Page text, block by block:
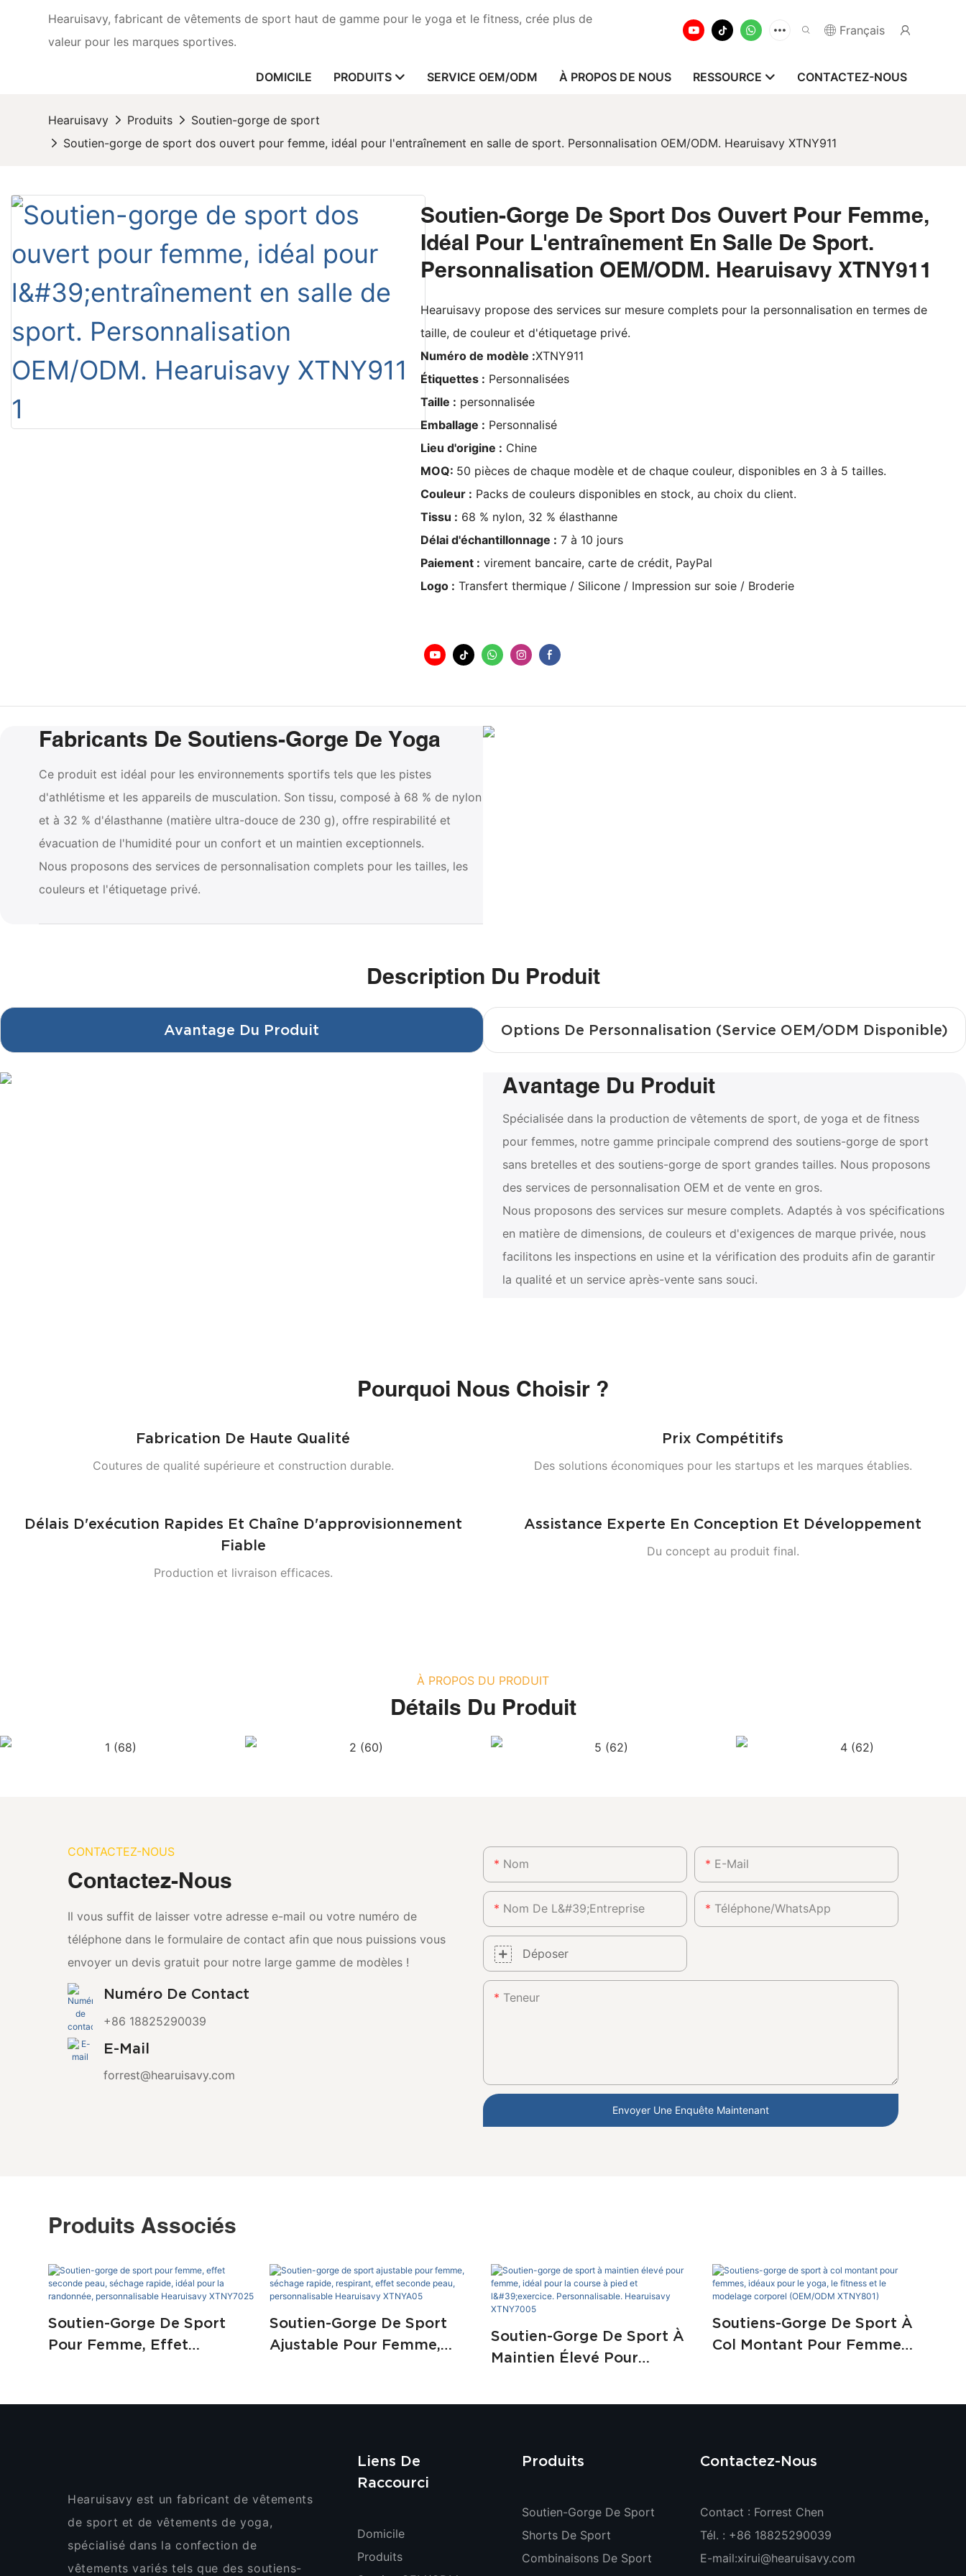
Hearuisavy, fabricant de vêtements de sport haut de gamme pour le yoga et le fitness, crée plus de
valeur pour les marques sportives.
Français
DOMICILE PRODUITS SERVICE OEM/ODM À PROPOS DE NOUS RESSOURCE CONTACTEZ-NOUS
Hearuisavy Produits
Soutien-gorge de sport
Soutien-gorge de sport dos ouvert pour femme, idéal pour l'entraînement en salle de sport. Personnalisation OEM/ODM. Hearuisavy XTNY911
Soutien-Gorge De Sport Dos Ouvert Pour Femme,
Idéal Pour L'entraînement En Salle De Sport.
Personnalisation OEM/ODM. Hearuisavy XTNY911
Hearuisavy propose des services sur mesure complets pour la personnalisation en termes de
taille, de couleur et d'étiquetage privé.
Numéro de modèle :XTNY911
Étiquettes : Personnalisées
Taille : personnalisée
Emballage : Personnalisé
Lieu d'origine : Chine
MOQ: 50 pièces de chaque modèle et de chaque couleur, disponibles en 3 à 5 tailles.
Couleur : Packs de couleurs disponibles en stock, au choix du client.
Tissu : 68 % nylon, 32 % élasthanne
Délai d'échantillonnage : 7 à 10 jours
Paiement : virement bancaire, carte de crédit, PayPal
Logo : Transfert thermique / Silicone / Impression sur soie / Broderie
Fabricants De Soutiens-Gorge De Yoga
Ce produit est idéal pour les environnements sportifs tels que les pistes
d'athlétisme et les appareils de musculation. Son tissu, composé à 68 % de nylon
et à 32 % d'élasthanne (matière ultra-douce de 230 g), offre respirabilité et
évacuation de l'humidité pour un confort et un maintien exceptionnels.
Nous proposons des services de personnalisation complets pour les tailles, les
couleurs et l'étiquetage privé.
Description Du Produit
Avantage Du Produit Options De Personnalisation (Service OEM/ODM Disponible)
Avantage Du Produit
Spécialisée dans la production de vêtements de sport, de yoga et de fitness
pour femmes, notre gamme principale comprend des soutiens-gorge de sport
sans bretelles et des soutiens-gorge de sport grandes tailles. Nous proposons
des services de personnalisation OEM et de vente en gros.
Nous proposons des services sur mesure complets. Adaptés à vos spécifications
en matière de dimensions, de couleurs et d'exigences de marque privée, nous
facilitons les inspections en usine et la vérification des produits afin de garantir
la qualité et un service après-vente sans souci.
Pourquoi Nous Choisir ?
Fabrication De Haute Qualité
Coutures de qualité supérieure et construction durable.
Prix ​​compétitifs
Des solutions économiques pour les startups et les marques établies.
Délais D'exécution Rapides Et Chaîne D'approvisionnement
Fiable
Production et livraison efficaces.
Assistance Experte En Conception Et Développement
Du concept au produit final.
À PROPOS DU PRODUIT
Détails Du Produit
CONTACTEZ-NOUS
Contactez-Nous
Il vous suffit de laisser votre adresse e-mail ou votre numéro de
téléphone dans le formulaire de contact afin que nous puissions vous
envoyer un devis gratuit pour notre large gamme de modèles !
Numéro De Contact
+86 18825290039
E-Mail
forrest@hearuisavy.com
Nom E-Mail
Nom De L&#39;entreprise Téléphone/WhatsApp
Déposer
Teneur
Envoyer Une Enquête Maintenant
Produits Associés
Soutien-Gorge De Sport
Pour Femme, Effet
Randonnée,
Soutien-Gorge De Sport
Ajustable Pour Femme,
Personnalisable Hearuisavy
Soutien-Gorge De Sport À
Maintien Élevé Pour
Course À Pied Et L'exercice.
Soutiens-Gorge De Sport À
Col Montant Pour Femmes,
Corporel (OEM/ODM
Hearuisavy est un fabricant de vêtements
de sport et de vêtements de yoga,
spécialisé dans la confection de
vêtements variés tels que des soutiens-
Liens De
Raccourci
Domicile
Produits
Produits
Soutien-Gorge De Sport
Shorts De Sport
Combinaisons De Sport
Contactez-Nous
Contact : Forrest Chen
Tél. : +86 18825290039
E-mail:xirui@hearuisavy.com